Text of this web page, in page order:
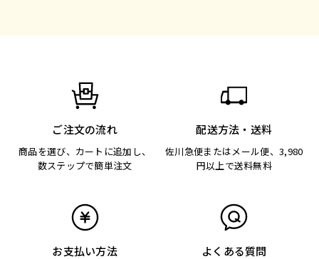
ご注文の流れ
商品を選び、カートに追加し、
数ステップで簡単注文
配送方法・送料
佐川急便またはメール便、3,980
円以上で送料無料
お支払い方法 よくある質問